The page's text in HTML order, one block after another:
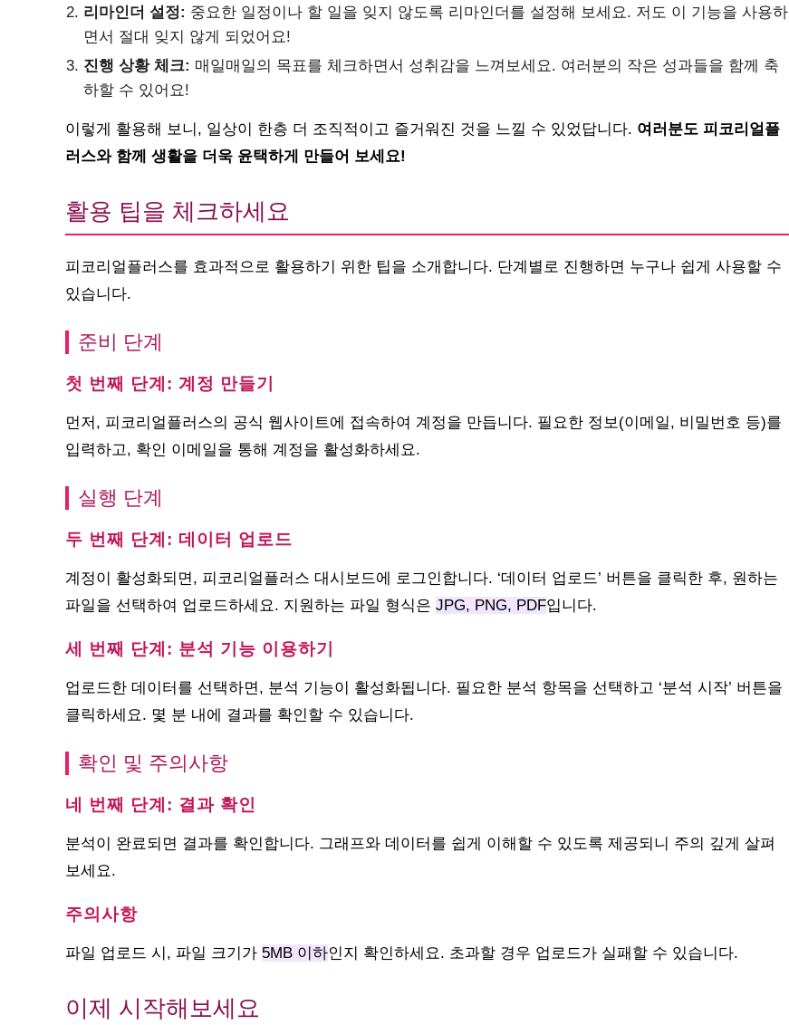
리마인더 설정: 중요한 일정이나 할 일을 잊지 않도록 리마인더를 설정해 보세요. 저도 이 기능을 사용하
면서 절대 잊지 않게 되었어요!
진행 상황 체크: 매일매일의 목표를 체크하면서 성취감을 느껴보세요. 여러분의 작은 성과들을 함께 축
하할 수 있어요!
이렇게 활용해 보니, 일상이 한층 더 조직적이고 즐거워진 것을 느낄 수 있었답니다. 여러분도 피코리얼플
러스와 함께 생활을 더욱 윤택하게 만들어 보세요!
활용 팁을 체크하세요
피코리얼플러스를 효과적으로 활용하기 위한 팁을 소개합니다. 단계별로 진행하면 누구나 쉽게 사용할 수
있습니다.
준비 단계
첫 번째 단계: 계정 만들기
먼저, 피코리얼플러스의 공식 웹사이트에 접속하여 계정을 만듭니다. 필요한 정보(이메일, 비밀번호 등)를
입력하고, 확인 이메일을 통해 계정을 활성화하세요.
실행 단계
두 번째 단계: 데이터 업로드
계정이 활성화되면, 피코리얼플러스 대시보드에 로그인합니다. ‘데이터 업로드’ 버튼을 클릭한 후, 원하는
파일을 선택하여 업로드하세요. 지원하는 파일 형식은 JPG, PNG, PDF입니다.
세 번째 단계: 분석 기능 이용하기
업로드한 데이터를 선택하면, 분석 기능이 활성화됩니다. 필요한 분석 항목을 선택하고 ‘분석 시작’ 버튼을
클릭하세요. 몇 분 내에 결과를 확인할 수 있습니다.
확인 및 주의사항
네 번째 단계: 결과 확인
분석이 완료되면 결과를 확인합니다. 그래프와 데이터를 쉽게 이해할 수 있도록 제공되니 주의 깊게 살펴
보세요.
주의사항
파일 업로드 시, 파일 크기가 5MB 이하인지 확인하세요. 초과할 경우 업로드가 실패할 수 있습니다.
이제 시작해보세요